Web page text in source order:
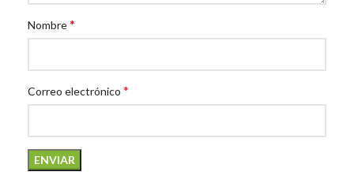
Nombre*
Correo electrónico *